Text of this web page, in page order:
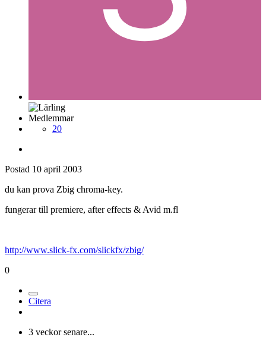
Medlemmar
20
Postad 10 april 2003
du kan prova Zbig chroma-key.
fungerar till premiere, after effects & Avid m.fl
http://www.slick-fx.com/slickfx/zbig/
0
Citera
3 veckor senare...